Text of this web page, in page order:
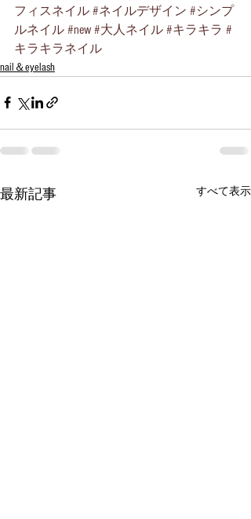
フィスネイル #ネイルデザイン #シンプ
ルネイル #new #大人ネイル #キラキラ #
キラキラネイル
nail＆eyelash
最新記事 すべて表示